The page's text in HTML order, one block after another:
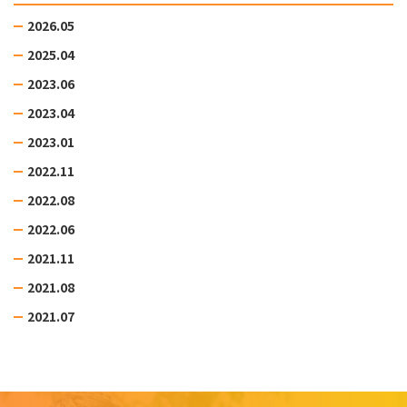
2026.05
2025.04
2023.06
2023.04
2023.01
2022.11
2022.08
2022.06
2021.11
2021.08
2021.07